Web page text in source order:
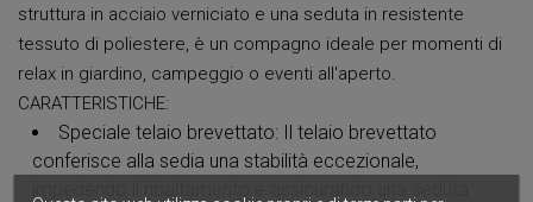
struttura in acciaio verniciato e una seduta in resistente
tessuto di poliestere, è un compagno ideale per momenti di
relax in giardino, campeggio o eventi all'aperto.
CARATTERISTICHE:
Speciale telaio brevettato: Il telaio brevettato
conferisce alla sedia una stabilità eccezionale,